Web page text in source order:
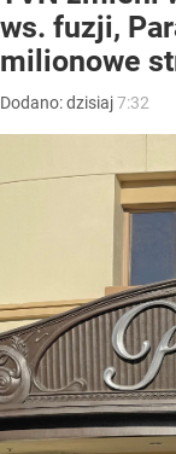
ws. fuzji,
milionowe
Dodano:dzisiaj7:32